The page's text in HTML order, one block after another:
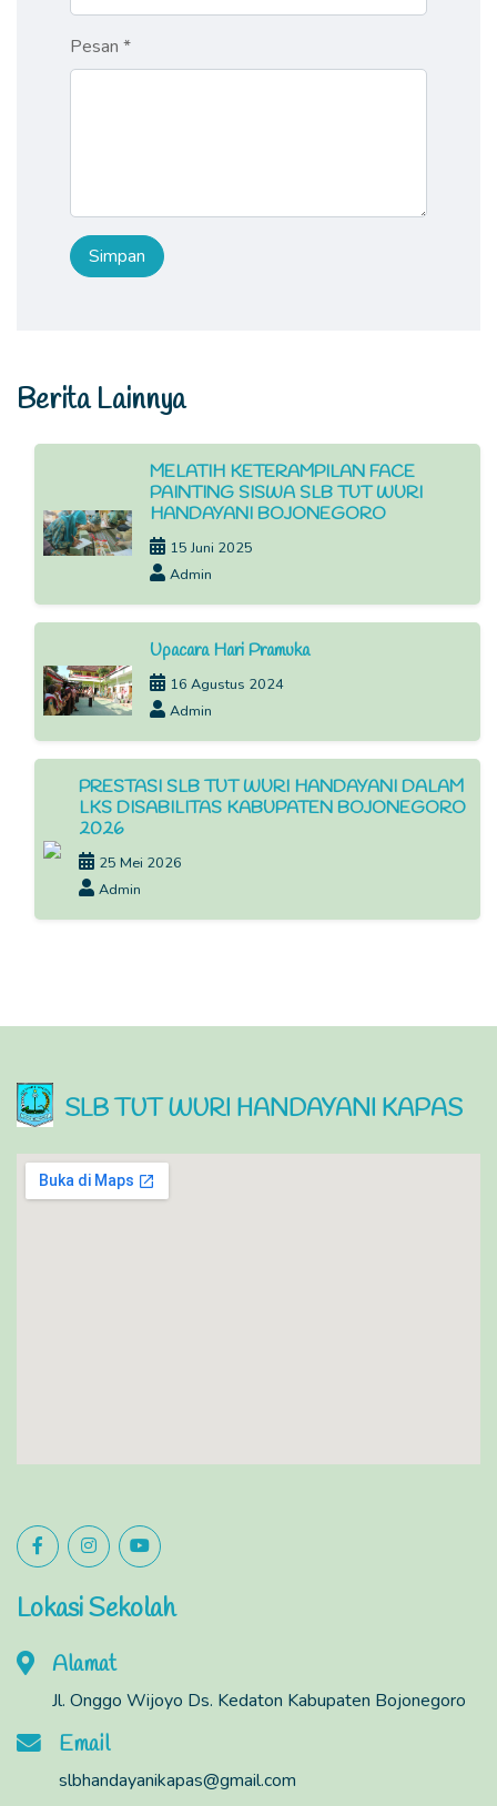
Pesan *
Berita Lainnya
MELATIH KETERAMPILAN FACE
PAINTING SISWA SLB TUT WURI
HANDAYANI BOJONEGORO
15 Juni 2025
Admin
Upacara Hari Pramuka
16 Agustus 2024
Admin
PRESTASI SLB TUT WURI HANDAYANI DALAM
LKS DISABILITAS KABUPATEN BOJONEGORO
2026
25 Mei 2026
Admin
SLB TUT WURI HANDAYANI KAPAS
Lokasi Sekolah
Alamat
Jl. Onggo Wijoyo Ds. Kedaton Kabupaten Bojonegoro
Email
slbhandayanikapas@gmail.com